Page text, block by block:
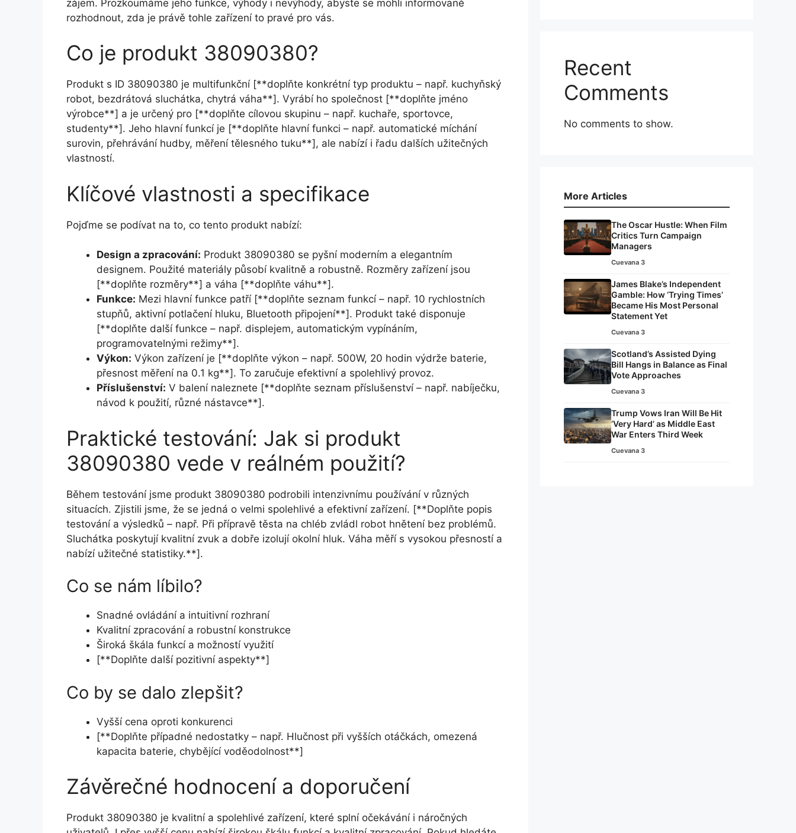
zájem. Prozkoumáme jeho funkce, výhody i nevýhody, abyste se mohli informovaně
rozhodnout, zda je právě tohle zařízení to pravé pro vás.
Co je produkt 38090380?
Produkt s ID 38090380 je multifunkční [**doplňte konkrétní typ produktu – např. kuchyňský
robot, bezdrátová sluchátka, chytrá váha**]. Vyrábí ho společnost [**doplňte jméno
výrobce**] a je určený pro [**doplňte cílovou skupinu – např. kuchaře, sportovce,
studenty**]. Jeho hlavní funkcí je [**doplňte hlavní funkci – např. automatické míchání
surovin, přehrávání hudby, měření tělesného tuku**], ale nabízí i řadu dalších užitečných
vlastností.
Klíčové vlastnosti a specifikace
Pojďme se podívat na to, co tento produkt nabízí:
Design a zpracování: Produkt 38090380 se pyšní moderním a elegantním
designem. Použité materiály působí kvalitně a robustně. Rozměry zařízení jsou
[**doplňte rozměry**] a váha [**doplňte váhu**].
Funkce: Mezi hlavní funkce patří [**doplňte seznam funkcí – např. 10 rychlostních
stupňů, aktivní potlačení hluku, Bluetooth připojení**]. Produkt také disponuje
[**doplňte další funkce – např. displejem, automatickým vypínáním,
programovatelnými režimy**].
Výkon: Výkon zařízení je [**doplňte výkon – např. 500W, 20 hodin výdrže baterie,
přesnost měření na 0.1 kg**]. To zaručuje efektivní a spolehlivý provoz.
Příslušenství: V balení naleznete [**doplňte seznam příslušenství – např. nabíječku,
návod k použití, různé nástavce**].
Praktické testování: Jak si produkt
38090380 vede v reálném použití?
Během testování jsme produkt 38090380 podrobili intenzivnímu používání v různých
situacích. Zjistili jsme, že se jedná o velmi spolehlivé a efektivní zařízení. [**Doplňte popis
testování a výsledků – např. Při přípravě těsta na chléb zvládl robot hnětení bez problémů.
Sluchátka poskytují kvalitní zvuk a dobře izolují okolní hluk. Váha měří s vysokou přesností a
nabízí užitečné statistiky.**].
Co se nám líbilo?
Snadné ovládání a intuitivní rozhraní
Kvalitní zpracování a robustní konstrukce
Široká škála funkcí a možností využití
[**Doplňte další pozitivní aspekty**]
Co by se dalo zlepšit?
Vyšší cena oproti konkurenci
[**Doplňte případné nedostatky – např. Hlučnost při vyšších otáčkách, omezená
kapacita baterie, chybějící voděodolnost**]
Závěrečné hodnocení a doporučení
Produkt 38090380 je kvalitní a spolehlivé zařízení, které splní očekávání i náročných
Recent
Comments
No comments to show.
More Articles
The Oscar Hustle: When Film
Critics Turn Campaign
Managers
Cuevana 3
James Blake’s Independent
Gamble: How ‘Trying Times’
Became His Most Personal
Statement Yet
Cuevana 3
Scotland’s Assisted Dying
Bill Hangs in Balance as Final
Vote Approaches
Cuevana 3
Trump Vows Iran Will Be Hit
‘Very Hard’ as Middle East
War Enters Third Week
Cuevana 3